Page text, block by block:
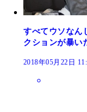
すべてウソなん
クションが暴い
2018年05月22日